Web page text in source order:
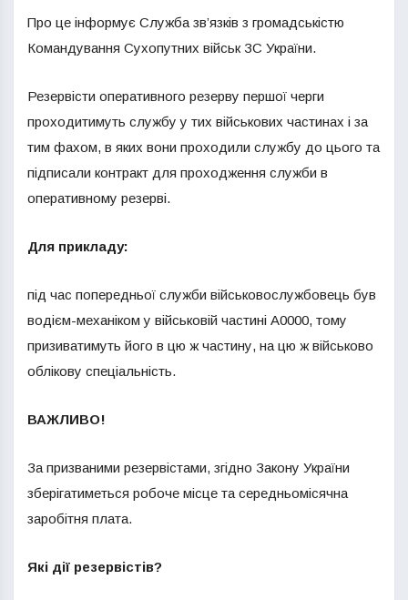
Про це інформує Служба зв’язків з громадськістю
Командування Сухопутних військ ЗС України.
Резервісти оперативного резерву першої черги
проходитимуть службу у тих військових частинах і за
тим фахом, в яких вони проходили службу до цього та
підписали контракт для проходження служби в
оперативному резерві.
Для прикладу:
під час попередньої служби військовослужбовець був
водієм-механіком у військовій частині А0000, тому
призиватимуть його в цю ж частину, на цю ж військово
облікову спеціальність.
ВАЖЛИВО!
За призваними резервістами, згідно Закону України
зберігатиметься робоче місце та середньомісячна
заробітня плата.
Які дії резервістів?